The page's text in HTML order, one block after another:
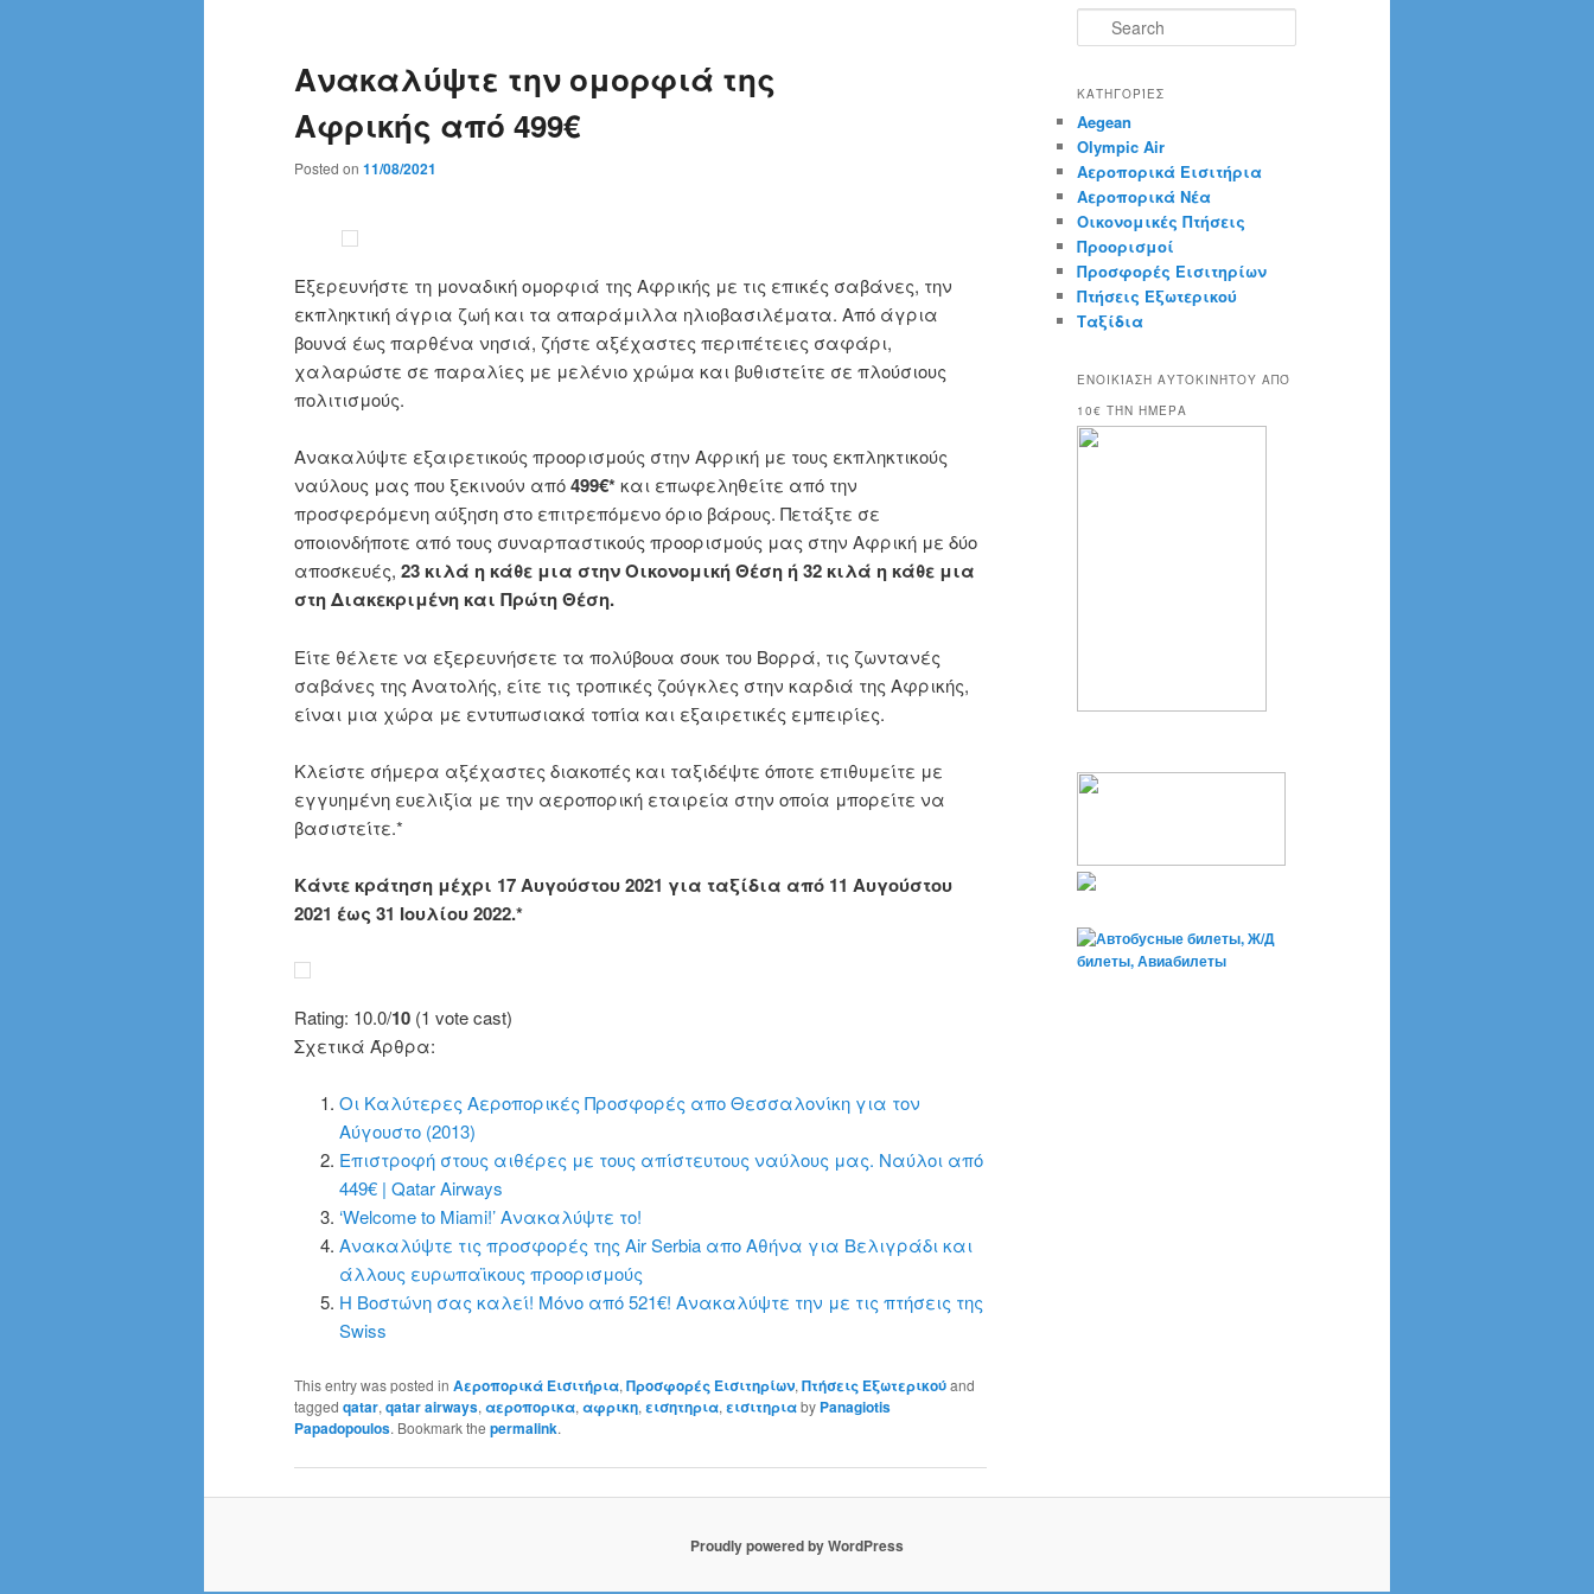
Ανακαλύψτε την ομορφιά της
Αφρικής από 499€
Posted on 11/08/2021
Εξερευνήστε τη μοναδική ομορφιά της Αφρικής με τις επικές σαβάνες, την
εκπληκτική άγρια ​​ζωή και τα απαράμιλλα ηλιοβασιλέματα. Από άγρια
βουνά έως παρθένα νησιά, ζήστε αξέχαστες περιπέτειες σαφάρι,
χαλαρώστε σε παραλίες με μελένιο χρώμα και βυθιστείτε σε πλούσιους
πολιτισμούς.
Ανακαλύψτε εξαιρετικούς προορισμούς στην Αφρική με τους εκπληκτικούς
ναύλους μας που ξεκινούν από499€*και επωφεληθείτε από την
προσφερόμενη αύξηση στο επιτρεπόμενο όριο βάρους. Πετάξτε σε
οποιονδήποτε από τους συναρπαστικούς προορισμούς μας στην Αφρική με δύο
αποσκευές, 23 κιλά η κάθε μια στην Οικονομική Θέση ή 32 κιλά η κάθε μια
στη Διακεκριμένη και Πρώτη Θέση.
Είτε θέλετε να εξερευνήσετε τα πολύβουα σουκ του Βορρά, τις ζωντανές
σαβάνες της Ανατολής, είτε τις τροπικές ζούγκλες στην καρδιά της Αφρικής,
είναι μια χώρα με εντυπωσιακά τοπία και εξαιρετικές εμπειρίες.
Κλείστε σήμερα αξέχαστες διακοπές και ταξιδέψτε όποτε επιθυμείτε με
εγγυημένη ευελιξία με την αεροπορική εταιρεία στην οποία μπορείτε να
βασιστείτε.*
Κάντε κράτηση μέχρι 17 Αυγούστου 2021 για ταξίδια από 11 Αυγούστου
2021 έως 31 Ιουλίου 2022.*
Rating: 10.0/10 (1 vote cast)
Σχετικά Άρθρα:
Οι Καλύτερες Αεροπορικές Προσφορές απο Θεσσαλονίκη για τον
Αύγουστο (2013)
Επιστροφή στους αιθέρες με τους απίστευτους ναύλους μας. Ναύλοι από
449€ | Qatar Airways
‘Welcome to Miami!’ Ανακαλύψτε το!
Ανακαλύψτε τις προσφορές της Air Serbia απο Αθήνα για Βελιγράδι και
άλλους ευρωπαϊκους προορισμούς
Η Βοστώνη σας καλεί! Μόνο από 521€! Ανακαλύψτε την με τις πτήσεις της
Swiss
This entry was posted in Αεροπορικά Εισιτήρια, Προσφορές Εισιτηρίων, Πτήσεις Εξωτερικούand
tagged qatar, qatar airways, αεροπορικα, αφρικη, εισητηρια, εισιτηριαby Panagiotis
Papadopoulos. Bookmark the permalink.
e
r
h
ΚΑΤΗΓΟΡΊΕΣ
Aegean
Olympic Air
Αεροπορικά Εισιτήρια
Αεροπορικά Νέα
Οικονομικές Πτήσεις
Προορισμοί
Προσφορές Εισιτηρίων
Πτήσεις Εξωτερικού
Ταξίδια
ΕΝΟΙΚΊΑΣΗ ΑΥΤΟΚΙΝΉΤΟΥ ΑΠΌ
10€ ΤΉΝ ΗΜΈΡΑ
Proudly powered by WordPress